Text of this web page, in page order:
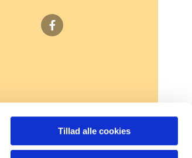
Tillad alle cookies